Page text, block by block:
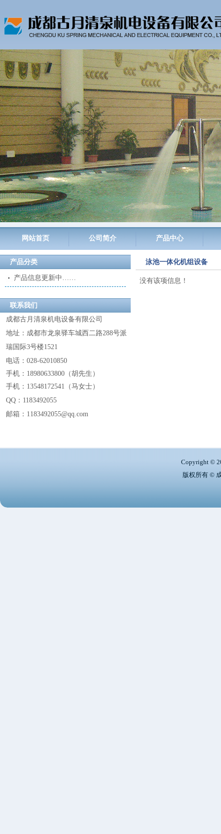
网站首页 公司简介 产品中心
产品分类
产品信息更新中……
联系我们
成都古月清泉机电设备有限公司
地址：成都市龙泉驿车城西二路288号派
瑞国际3号楼1521
电话：028-62010850
手机：18980633800 （胡先生 ）
手机：13548172541 （马女士）
QQ： 1183492055
邮箱：1183492055@qq.com
泳池一体化机组设备
没有该项信息！
Copyright ©
版权所有 ©